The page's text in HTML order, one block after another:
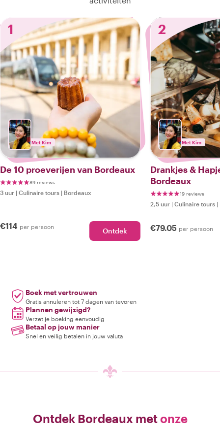
1
Met Kim
De 10 proeverijen van Bordeaux
89 reviews
3 uur | Culinaire tours | Bordeaux
€114 per persoon Ontdek
2
Met Kim
Drankjes &
Bordeaux
19 reviews
2,5 uur | Culinaire tours |
€79.05 per persoon
Boek met vertrouwen
Gratis annuleren tot 7 dagen van tevoren
Plannen gewijzigd?
Verzet je boeking eenvoudig
Betaal op jouw manier
Snel en veilig betalen in jouw valuta
Ontdek Bordeaux metonze